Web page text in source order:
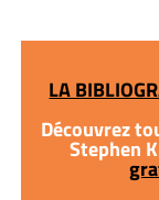
LA
Découvrez
Stephen